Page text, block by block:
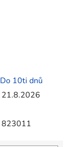
Do 10ti dnů
21.8.2026
823011